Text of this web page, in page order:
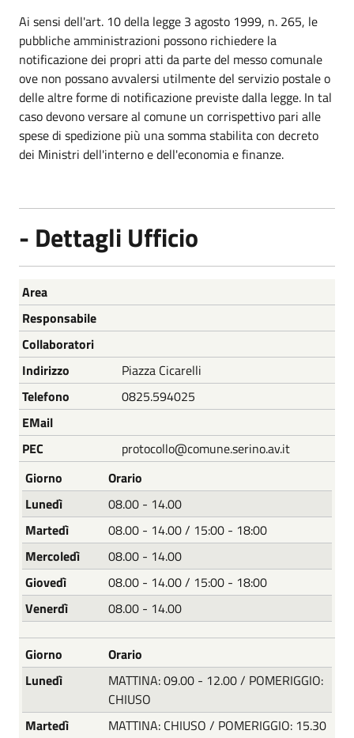
Ai sensi dell'art. 10 della legge 3 agosto 1999, n. 265, le
pubbliche amministrazioni possono richiedere la
notificazione dei propri atti da parte del messo comunale
ove non possano avvalersi utilmente del servizio postale o
delle altre forme di notificazione previste dalla legge. In tal
caso devono versare al comune un corrispettivo pari alle
spese di spedizione più una somma stabilita con decreto
dei Ministri dell'interno e dell'economia e finanze.
- Dettagli Ufficio
Nome
Area
Responsabile
Collaboratori
Indirizzo
Piazza Cicarelli
Telefono
0825.594025
EMail
PEC
protocollo@comune.serino.av.it
Giorno
Orario
Lunedì
08.00 - 14.00
Martedì
08.00 - 14.00 / 15:00 - 18:00
Mercoledì
08.00 - 14.00
Giovedì
08.00 - 14.00 / 15:00 - 18:00
Venerdì
08.00 - 14.00
Giorno
Orario
Lunedì
MATTINA: 09.00 - 12.00 / POMERIGGIO:
CHIUSO
Martedì
MATTINA: CHIUSO / POMERIGGIO: 15.30